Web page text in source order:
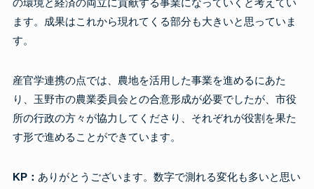
の環境と経済の両立に貢献する事業になっていくと考えてい
ます。成果はこれから現れてくる部分も大きいと思っていま
す。
産官学連携の点では、農地を活用した事業を進めるにあた
り、玉野市の農業委員会との合意形成が必要でしたが、市役
所の行政の方々が協力してくださり、それぞれが役割を果た
す形で進めることができています。
KP： ありがとうございます。数字で測れる変化も多いと思い